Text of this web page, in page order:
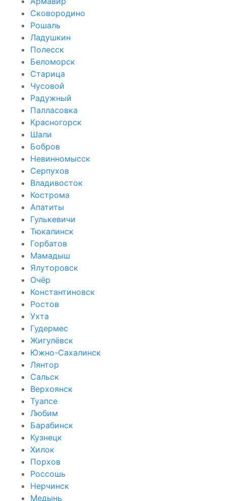
Сковородино
Рошаль
Ладушкин
Полесск
Беломорск
Старица
Чусовой
Радужный
Палласовка
Красногорск
Шали
Бобров
Невинномысск
Серпухов
Владивосток
Кострома
Апатиты
Гулькевичи
Тюкалинск
Горбатов
Мамадыш
Ялуторовск
Очёр
Константиновск
Ростов
Ухта
Гудермес
Жигулёвск
Южно-Сахалинск
Лянтор
Сальск
Верхоянск
Туапсе
Любим
Барабинск
Кузнецк
Хилок
Порхов
Россошь
Нерчинск
Медынь